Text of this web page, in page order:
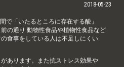
2018-05-23
で「いたるところに存在する酸」
の通り 動物性食品や植物性食品など
食事をしている人は不足しにくい
あります。また抗ストレス効果や